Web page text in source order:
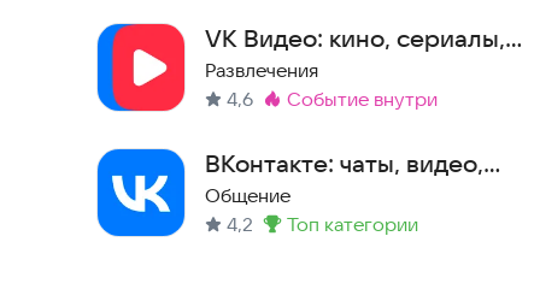
- Исследуйте новый странный, сумасшедший,
различных категориях, таких как «Сыр» и
- Следите за новостями и общайтесь с
слышали.
Сообщество большое
VK Видео: кино, сериалы,
ТВ, мультфильмы и клипы
Развлечения
4,6
Метка:
событие внутри
ВКонтакте: чаты, видео,
музыка
Общение
4,2
Метка :
топ категории